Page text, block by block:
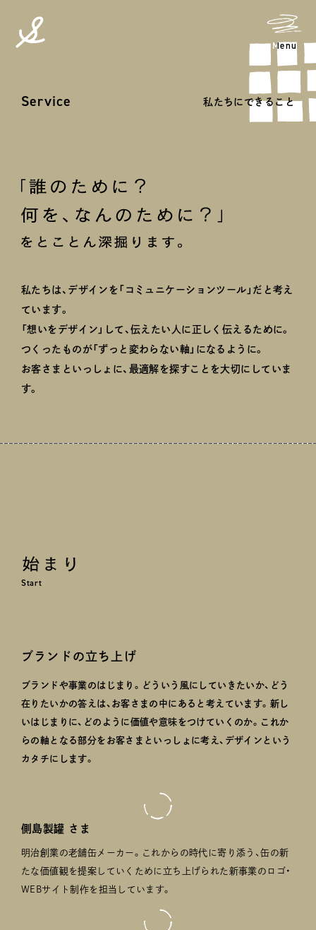
メニ
Menu
私たちにできること
Service
「誰のために？何を、なんのために？」をとことん深堀り
私たちは、デザインを「コミュニケーションツール」だと考え
ています。
「想いをデザイン」して、伝えたい人に正しく伝えるために。
つくったものが「ずっと変わらない軸」になるように。
お客さまといっしょに、最適解を探すことを大切にしていま
す。
Start
ブランドの立ち上げ
ブランドや事業のはじまり。どういう風にしていきたいか、どう
在りたいかの答えは、お客さまの中にあると考えています。新し
いはじまりに、どのように価値や意味をつけていくのか。これか
らの軸となる部分をお客さまといっしょに考え、デザインという
カタチにします。
側島製罐 さま
明治創業の老舗缶メーカー。これからの時代に寄り添う、缶の新
たな価値観を提案していくために立ち上げられた新事業のロゴ・
WEBサイト制作を担当しています。